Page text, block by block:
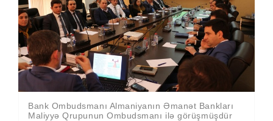
Bank Ombudsmanı Almaniyanın Əmanət Bankları
Maliyyə Qrupunun Ombudsmanı ilə görüşmüşdür